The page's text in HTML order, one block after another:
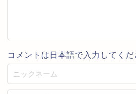
コメントは日本語で入力してく